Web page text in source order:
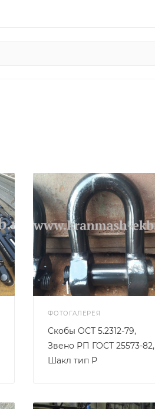
ФОТОГАЛЕРЕЯ
Скобы ОСТ 5.2312-79,
Звено РП ГОСТ 25573-82,
Шакл тип Р